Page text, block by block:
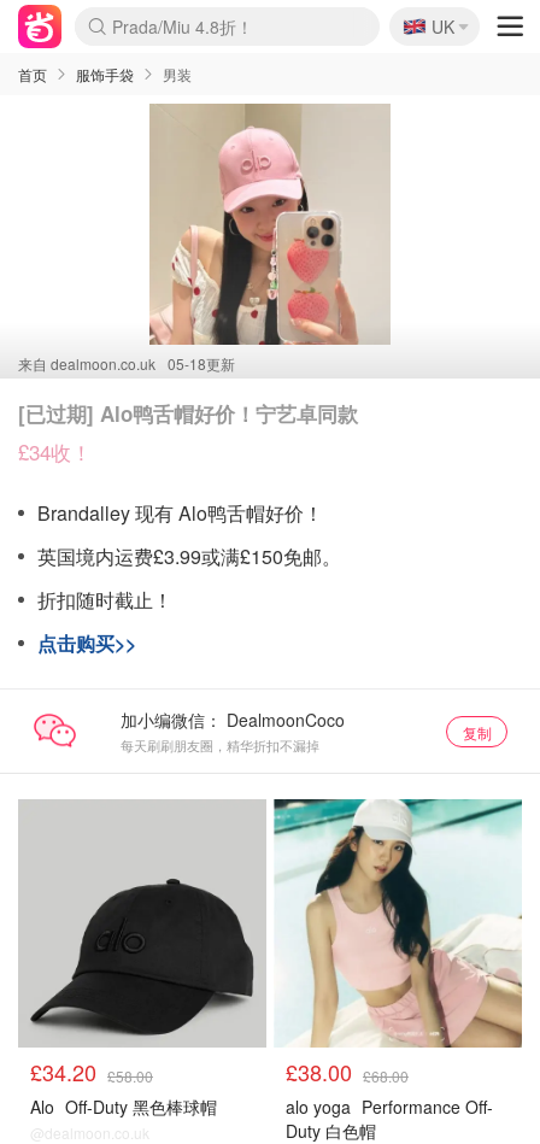
麦卢卡蜂蜜夏促！个位数！
Prada/Miu 4.8折！
啥？必胜客披萨5折！
🇬🇧
UK
首页 服饰手袋 男装
来自 dealmoon.co.uk 05-18更新
[已过期] Alo鸭舌帽好价！宁艺卓同款
£34收！
Brandalley 现有 Alo鸭舌帽好价！
英国境内运费£3.99或满£150免邮。
折扣随时截止！
点击购买>>
加小编微信：
每天刷刷朋友圈，精华折扣不漏掉
复制
£34.20 £58.00
Alo Off-Duty 黑色棒球帽
@dealmoon.co.uk
£38.00 £68.00
alo yoga Performance Off-
Duty 白色帽